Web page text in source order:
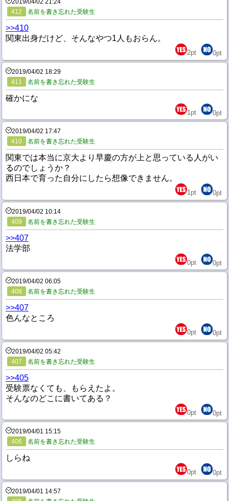
2019/04/02 21:24
412
名前を書き忘れた受験生
>>410
関東出身だけど、そんなやつ1人もおらん。
2pt 0pt
2019/04/02 18:29
411
名前を書き忘れた受験生
確かにな
1pt 0pt
2019/04/02 17:47
410
名前を書き忘れた受験生
関東では本当に京大より早慶の方が上と思っている人がい
るのでしょうか？
西日本で育った自分にしたら想像できません。
1pt 0pt
2019/04/02 10:14
409
名前を書き忘れた受験生
>>407
法学部
0pt 0pt
2019/04/02 06:05
408
名前を書き忘れた受験生
>>407
色んなところ
0pt 0pt
2019/04/02 05:42
407
名前を書き忘れた受験生
>>405
受験票なくても、もらえたよ。
そんなのどこに書いてある？
0pt 0pt
2019/04/01 15:15
406
名前を書き忘れた受験生
しらね
0pt 0pt
2019/04/01 14:57